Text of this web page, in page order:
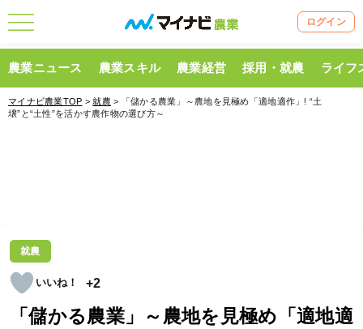
ログイン
農業ニュース 農業スキル 農業経営 採用・就農 ライフ
マイナビ農業TOP >就農 > 「儲かる農業」～農地を見極め「適地適作」! “土
壌”と“土性”を活かす農作物の選び方～
就農
+2
「儲かる農業」～農地を見極め「適地適